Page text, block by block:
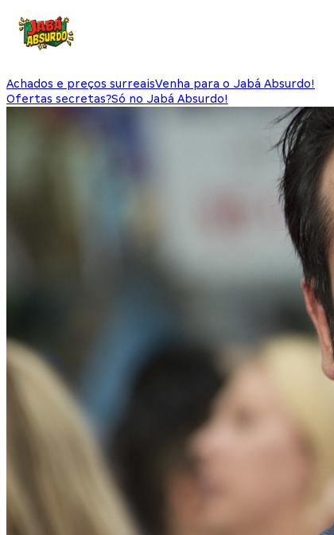
Achados e preços surreaisVenha para o Jabá Absurdo!
Ofertas secretas?Só no Jabá Absurdo!